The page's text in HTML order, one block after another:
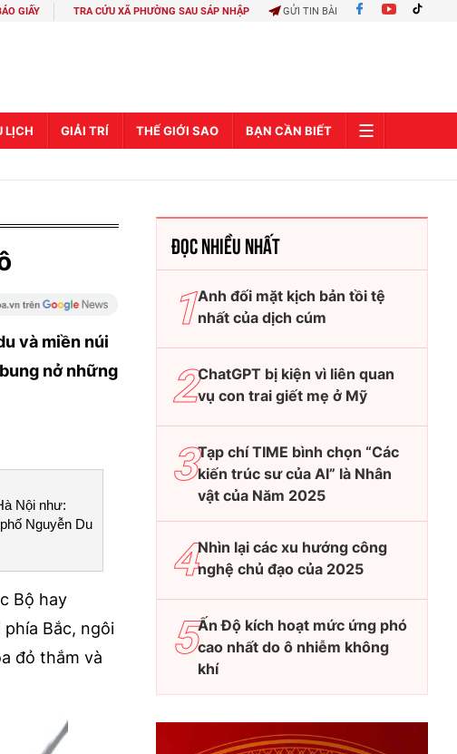
GIẤY TRA CỨU XÃ PHƯỜNG SAU SÁP NHẬP GỬI TIN BÀI
LỊCH GIẢI TRÍ THẾ GIỚI SAO BẠN CẦN BIẾT
và miền núi
nở những
Nội như:
Nguyễn Du
Bộ hay
Bắc, ngôi
đỏ thắm và
ĐỌC NHIỀU NHẤT
Anh đối mặt kịch bản tồi tệ
nhất của dịch cúm
ChatGPT bị kiện vì liên quan
vụ con trai giết mẹ ở Mỹ
Tạp chí TIME bình chọn “Các
kiến trúc sư của AI” là Nhân
vật của Năm 2025
Nhìn lại các xu hướng công
nghệ chủ đạo của 2025
Ấn Độ kích hoạt mức ứng phó
cao nhất do ô nhiễm không
khí